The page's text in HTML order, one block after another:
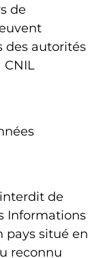
de
des autorités
de
Informations
pays situé en
reconnu